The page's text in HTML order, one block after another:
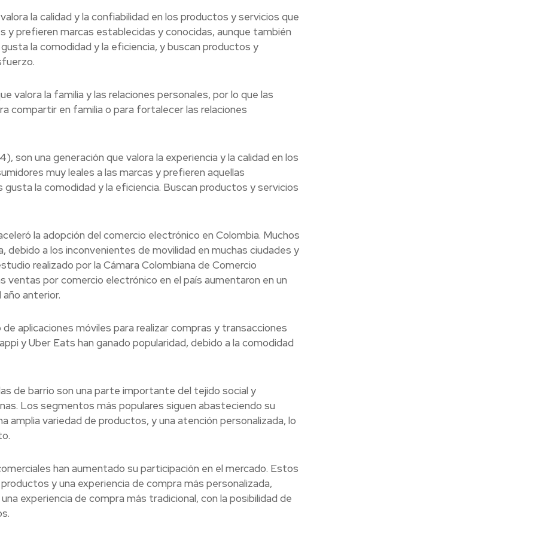
la calidad y la confiabilidad en los productos y servicios que
y prefieren marcas establecidas y conocidas, aunque también
la comodidad y la eficiencia, y buscan productos y
valora la familia y las relaciones personales, por lo que las
compartir en familia o para fortalecer las relaciones
son una generación que valora la experiencia y la calidad en los
muy leales a las marcas y prefieren aquellas
la comodidad y la eficiencia. Buscan productos y servicios
la adopción del comercio electrónico en Colombia. Muchos
debido a los inconvenientes de movilidad en muchas ciudades y
realizado por la Cámara Colombiana de Comercio
por comercio electrónico en el país aumentaron en un
anterior.
aplicaciones móviles para realizar compras y transacciones
y Uber Eats han ganado popularidad, debido a la comodidad
de barrio son una parte importante del tejido social y
Los segmentos más populares siguen abasteciendo su
amplia variedad de productos, y una atención personalizada, lo
han aumentado su participación en el mercado. Estos
y una experiencia de compra más personalizada,
experiencia de compra más tradicional, con la posibilidad de